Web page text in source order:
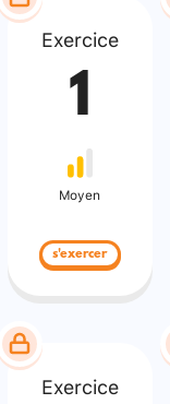
Exercice
1
Moyen
s'exercer
Exercice